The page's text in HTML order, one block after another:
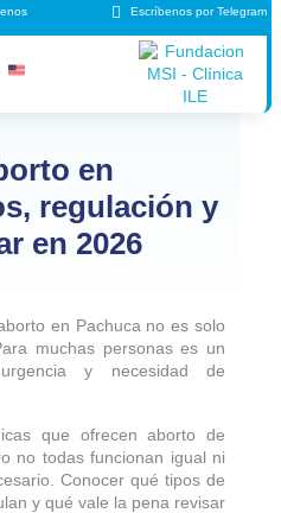
Escríbenos por Telegram
en
regulación y
en 2026
en Pachuca no es solo
muchas personas es un
y necesidad de
que ofrecen aborto de
no todas funcionan igual ni
Conocer qué tipos de
y qué vale la pena revisar